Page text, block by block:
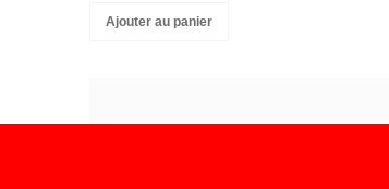
Ajouter au panier